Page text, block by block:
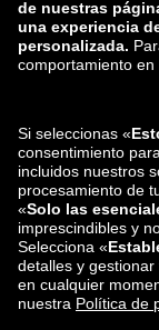
zalando-
zalando-
zalando-
También nos
encuentras en